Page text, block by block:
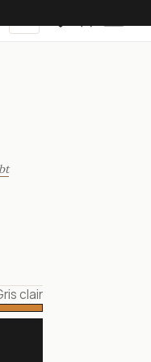
clair